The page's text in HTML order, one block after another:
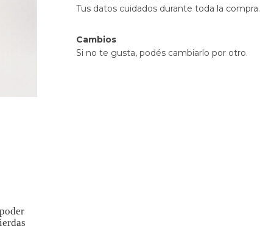
Tus datos cuidados durante toda la compra.
Cambios
Si no te gusta, podés cambiarlo por otro.